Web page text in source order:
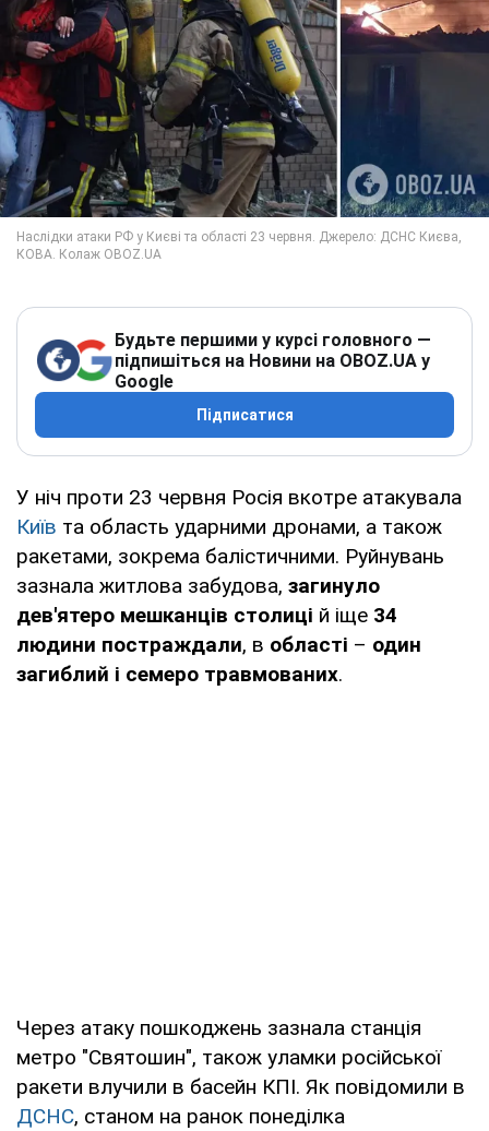
Будьте першими у курсі головного —
підпишіться на Новини на OBOZ.UA у
Google
Підписатися
У ніч проти 23 червня Росія вкотре атакувала
Київ та область ударними дронами, а також
ракетами, зокрема балістичними. Руйнувань
зазнала житлова забудова, загинуло
дев'ятеро мешканців столиці й іще 34
людини постраждали, в області – один
загиблий і семеро травмованих.
Через атаку пошкоджень зазнала станція
метро "Святошин", також уламки російської
ракети влучили в басейн КПІ. Як повідомили в
ДСНС, станом на ранок понеділка